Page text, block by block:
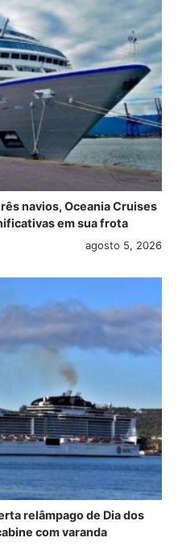
navios, Oceania Cruises
em sua frota
agosto 5, 2026
relâmpago de Dia dos
com varanda